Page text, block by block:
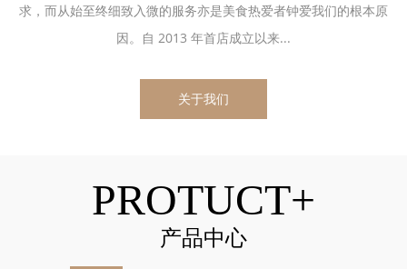
求，而从始至终细致入微的服务亦是美食热爱者钟爱我们的根本原
因。自 2013 年首店成立以来...
关于我们
PROTUCT+
产品中心